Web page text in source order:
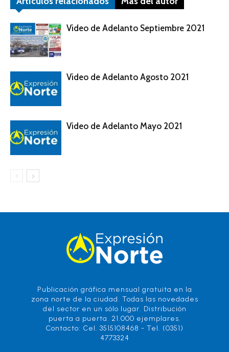
Video de Adelanto Septiembre 2021
Video de Adelanto Agosto 2021
Video de Adelanto Mayo 2021
Publicación gráfica mensual gratuita en la
zona norte de la ciudad. Todas las novedades
del sector en un sólo lugar. Distribución
puerta a puerta. 21.000 ejemplares.
Contacto: Cel. 3515108468 - Tel. (0351)
4773324